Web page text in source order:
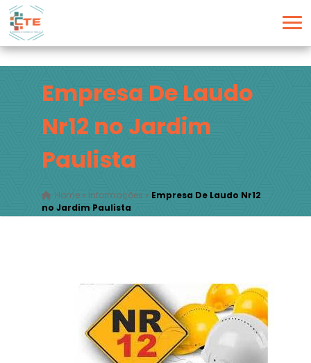
Empresa De Laudo
Nr12 no Jardim
Paulista
Home» Informações » Empresa De Laudo Nr12
no Jardim Paulista